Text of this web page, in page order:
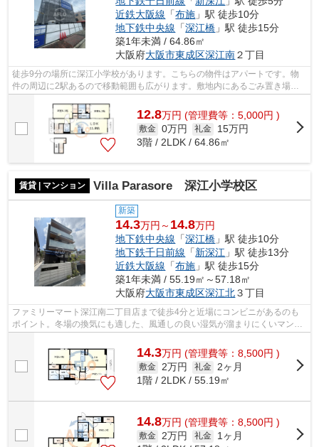
近鉄大阪線 「布施 」駅 徒歩10分
地下鉄中央線 「深江橋 」駅 徒歩15分
築1年未満 / 64.86㎡
大阪府大阪市東成区深江南２丁目
徒歩9分の場所に深江小学校があります。こちらの物件はアパートです。物
件の周辺に2駅あるので移動範囲も広がります。敷地内にあるごみ置き場も
自由に使うことができます。アフロでは...
12.8万円 (管理費等：5,000円 )
敷金 0万円 礼金
15万円
3階 / 2LDK / 64.86㎡
賃貸 | マンション Villa Parasore 深江小学校区
新築
14.3万円～ 14.8万円
地下鉄中央線 「深江橋 」駅 徒歩10分
地下鉄千日前線 「新深江 」駅 徒歩13分
近鉄大阪線 「布施 」駅 徒歩15分
築1年未満 / 55.19㎡～57.18㎡
大阪府大阪市東成区深江北３丁目
ファミリーマート深江南二丁目店まで徒歩4分と近場にコンビニがあるのも
ポイント。冬場の換気にも適した、風通しの良い湿気が溜まりにくいマンシ
ョンです。外壁はタイル張りとなってい...
14.3万円 (管理費等：8,500円 )
敷金 2万円 礼金
2ヶ月
1階 / 2LDK / 55.19㎡
14.8万円 (管理費等：8,500円 )
敷金 2万円 礼金
1ヶ月